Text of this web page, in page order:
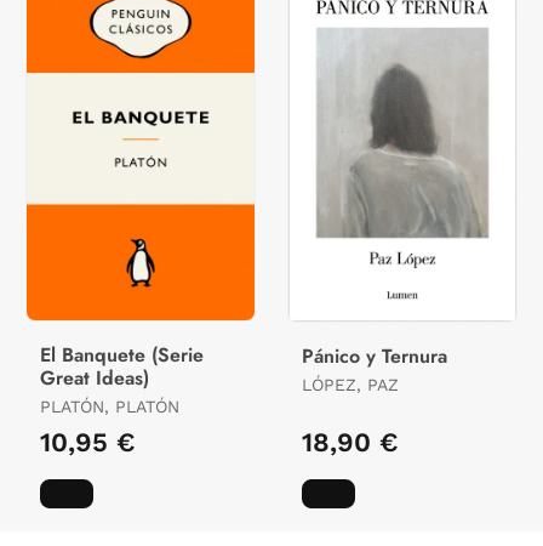
El Banquete (Serie
Great Ideas)
PLATÓN, PLATÓN
10,95 €
Pánico y Ternura
LÓPEZ, PAZ
18,90 €